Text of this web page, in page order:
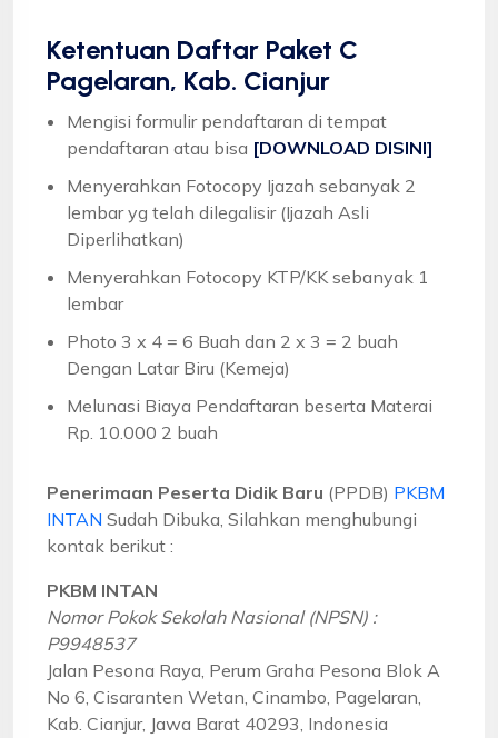
Ketentuan Daftar Paket C
Pagelaran, Kab. Cianjur
Mengisi formulir pendaftaran di tempat
pendaftaran atau bisa [DOWNLOAD DISINI]
Menyerahkan Fotocopy Ijazah sebanyak 2
lembar yg telah dilegalisir (Ijazah Asli
Diperlihatkan)
Menyerahkan Fotocopy KTP/KK sebanyak 1
lembar
Photo 3 x 4 = 6 Buah dan 2 x 3 = 2 buah
Dengan Latar Biru (Kemeja)
Melunasi Biaya Pendaftaran beserta Materai
Rp. 10.000 2 buah
Penerimaan Peserta Didik Baru (PPDB) PKBM
INTAN Sudah Dibuka, Silahkan menghubungi
kontak berikut :
PKBM INTAN
Nomor Pokok Sekolah Nasional (NPSN) :
P9948537
Jalan Pesona Raya, Perum Graha Pesona Blok A
No 6, Cisaranten Wetan, Cinambo, Pagelaran,
Kab. Cianjur, Jawa Barat 40293, Indonesia